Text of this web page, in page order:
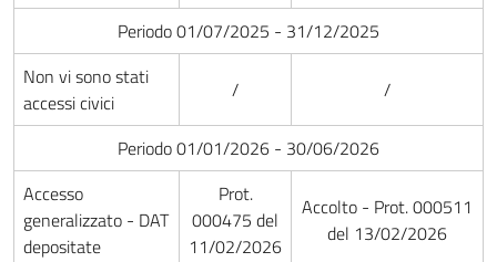
Periodo 01/07/2025 - 31/12/2025
Non vi sono stati
accessi civici
/ /
Periodo 01/01/2026 - 30/06/2026
Accesso
generalizzato - DAT
depositate
Prot.
000475 del
11/02/2026
Accolto - Prot. 000511
del 13/02/2026